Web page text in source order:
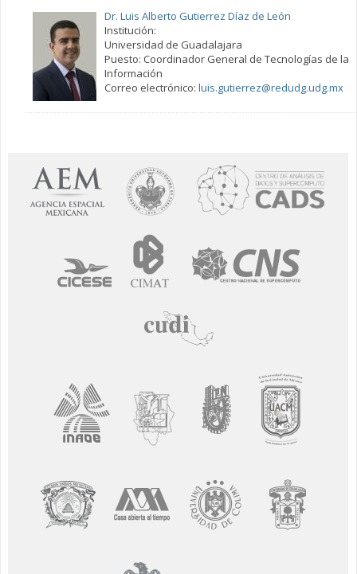
Dr. Luis Alberto Gutierrez Díaz de León
Institución:
Universidad de Guadalajara
Puesto: Coordinador General de Tecnologías de la
Información
Correo electrónico: luis.gutierrez@redudg.udg.mx